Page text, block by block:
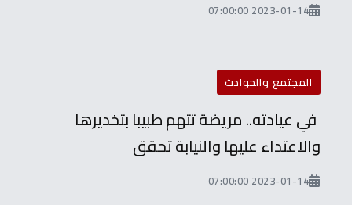
2023-01-14 07:00:00
المجتمع والحوادث
في عيادته.. مريضة تتهم طبيبا بتخديرها
والاعتداء عليها والنيابة تحقق
2023-01-14 07:00:00